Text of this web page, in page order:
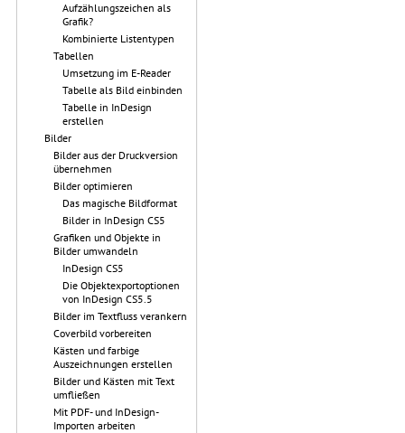
Aufzählungszeichen als
Grafik?
Kombinierte Listentypen
Tabellen
Umsetzung im E-Reader
Tabelle als Bild einbinden
Tabelle in InDesign
erstellen
Bilder
Bilder aus der Druckversion
übernehmen
Bilder optimieren
Das magische Bildformat
Bilder in InDesign CS5
Grafiken und Objekte in
Bilder umwandeln
InDesign CS5
Die Objektexportoptionen
von InDesign CS5.5
Bilder im Textfluss verankern
Coverbild vorbereiten
Kästen und farbige
Auszeichnungen erstellen
Bilder und Kästen mit Text
umfließen
Mit PDF- und InDesign-
Importen arbeiten